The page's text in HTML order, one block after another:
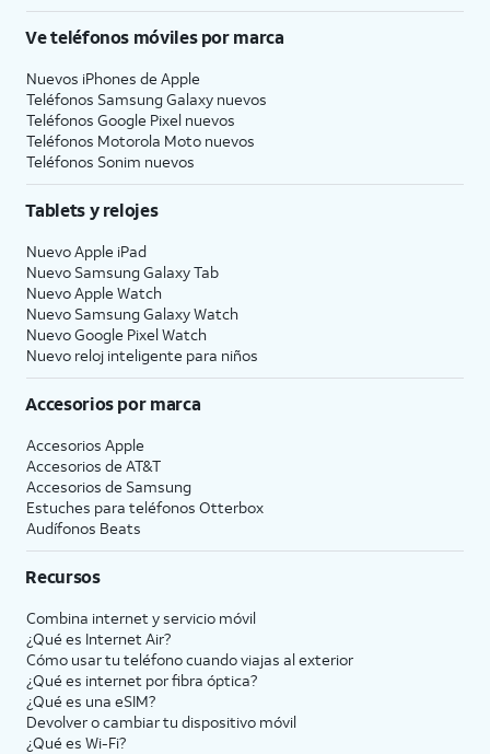
Ve teléfonos móviles por marca
Nuevos iPhones de Apple
Teléfonos Samsung Galaxy nuevos
Teléfonos Google Pixel nuevos
Teléfonos Motorola Moto nuevos
Teléfonos Sonim nuevos
Tablets y relojes
Nuevo Apple iPad
Nuevo Samsung Galaxy Tab
Nuevo Apple Watch
Nuevo Samsung Galaxy Watch
Nuevo Google Pixel Watch
Nuevo reloj inteligente para niños
Accesorios por marca
Accesorios Apple
Accesorios de AT&T
Accesorios de Samsung
Estuches para teléfonos Otterbox
Audífonos Beats
Recursos
Combina internet y servicio móvil
¿Qué es Internet Air?
Cómo usar tu teléfono cuando viajas al exterior
¿Qué es internet por fibra óptica?
¿Qué es una eSIM?
Devolver o cambiar tu dispositivo móvil
¿Qué es Wi-Fi?